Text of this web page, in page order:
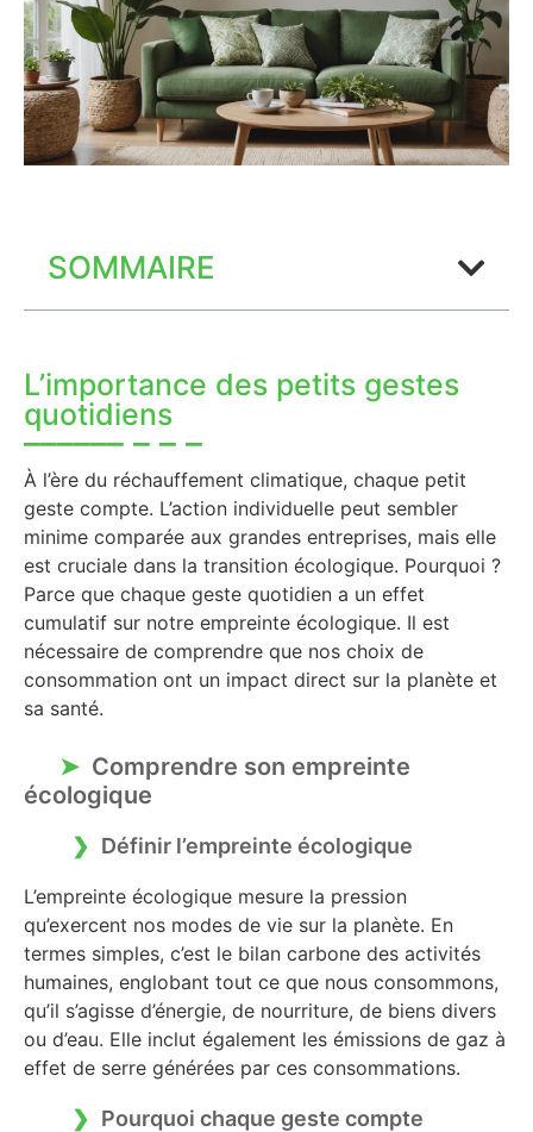
SOMMAIRE
L’importance des petits gestes
quotidiens
À l’ère du réchauffement climatique, chaque petit
geste compte. L’action individuelle peut sembler
minime comparée aux grandes entreprises, mais elle
est cruciale dans la transition écologique. Pourquoi ?
Parce que chaque geste quotidien a un effet
cumulatif sur notre empreinte écologique. Il est
nécessaire de comprendre que nos choix de
consommation ont un impact direct sur la planète et
sa santé.
Comprendre son empreinte
écologique
Définir l’empreinte écologique
L’empreinte écologique mesure la pression
qu’exercent nos modes de vie sur la planète. En
termes simples, c’est le bilan carbone des activités
humaines, englobant tout ce que nous consommons,
qu’il s’agisse d’énergie, de nourriture, de biens divers
ou d’eau. Elle inclut également les émissions de gaz à
effet de serre générées par ces consommations.
Pourquoi chaque geste compte